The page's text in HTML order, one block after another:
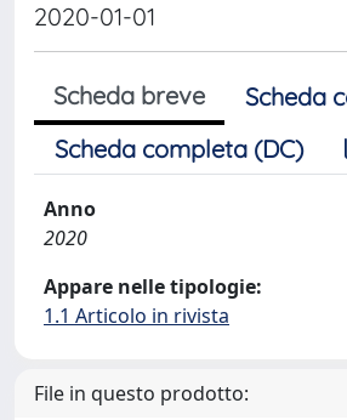
2020-01-01
Scheda breve
Scheda
Scheda completa (DC)
Anno
2020
Appare nelle tipologie:
1.1 Articolo in rivista
File in questo prodotto: